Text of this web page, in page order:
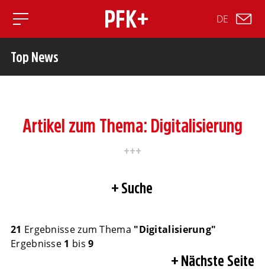
Toggle mobile navigation
DE
Top News
Artikel zum Thema: Digitalisierung
Suche
21 Ergebnisse zum Thema "Digitalisierung"
Ergebnisse 1 bis9
Nächste Seite